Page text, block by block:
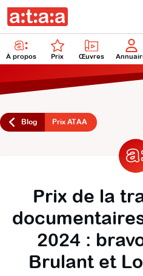
À propos Prix Œuvres
Blog Prix ATAA
Prix de la
2024 :
Brulant et